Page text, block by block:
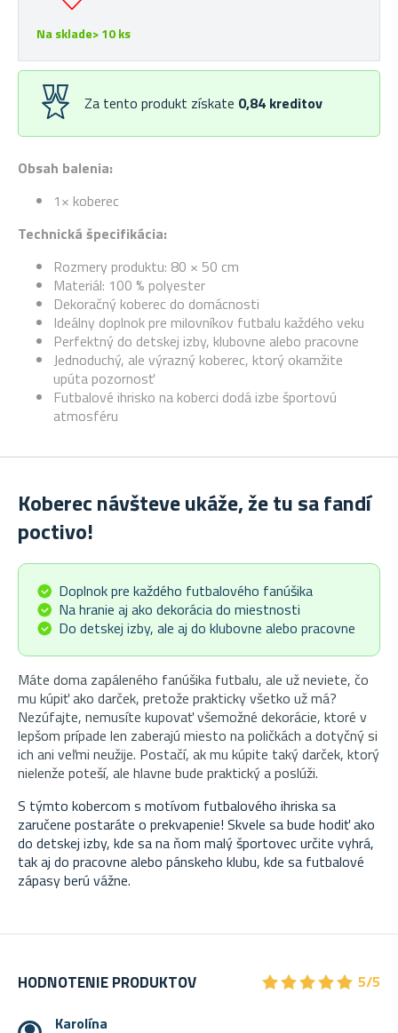
Obsah balenia:
1× koberec
Technická špecifikácia:
Rozmery produktu: 80 × 50 cm
Materiál: 100 % polyester
Dekoračný koberec do domácnosti
Ideálny doplnok pre milovníkov futbalu každého veku
Perfektný do detskej izby, klubovne alebo pracovne
Jednoduchý, ale výrazný koberec, ktorý okamžite
upúta pozornosť
Futbalové ihrisko na koberci dodá izbe športovú
atmosféru
Na sklade> 10 ks
Za tento produkt získate 0,84 kreditov
Koberec návšteve ukáže, že tu sa fandí
poctivo!
Doplnok pre každého futbalového fanúšika
Na hranie aj ako dekorácia do miestnosti
Do detskej izby, ale aj do klubovne alebo pracovne
Máte doma zapáleného fanúšika futbalu, ale už neviete, čo
mu kúpiť ako darček, pretože prakticky všetko už má?
Nezúfajte, nemusíte kupovať všemožné dekorácie, ktoré v
lepšom prípade len zaberajú miesto na poličkách a dotyčný si
ich ani veľmi neužije. Postačí, ak mu kúpite taký darček, ktorý
nielenže poteší, ale hlavne bude praktický a poslúži.
S týmto kobercom s motívom futbalového ihriska sa
zaručene postaráte o prekvapenie! Skvele sa bude hodiť ako
do detskej izby, kde sa na ňom malý športovec určite vyhrá,
tak aj do pracovne alebo pánskeho klubu, kde sa futbalové
zápasy berú vážne.
HODNOTENIE PRODUKTOV ★★★★★
★★★★★ 5/5
Karolína